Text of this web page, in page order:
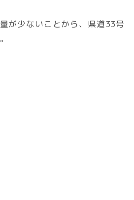
が少ないことから、県道33号